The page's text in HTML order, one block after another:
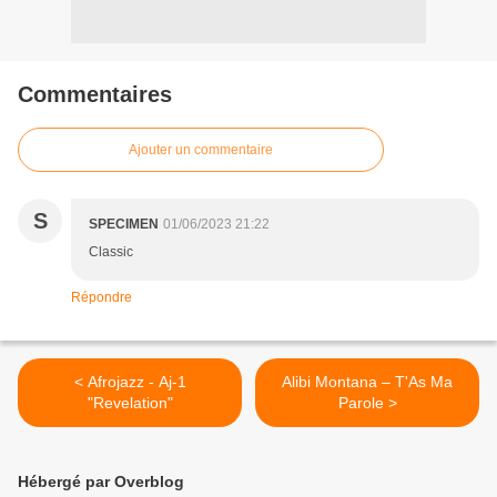
Commentaires
Ajouter un commentaire
S SPECIMEN 01/06/2023 21:22
Classic
Répondre
< Afrojazz - Aj-1
"Revelation"
Alibi Montana – T'As Ma
Parole >
Hébergé par Overblog